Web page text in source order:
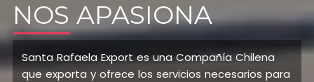
NOS APASIONA
Santa Rafaela Export es una Compañía Chilena
que exporta y ofrece los servicios necesarios para